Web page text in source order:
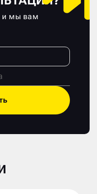
и мы вам